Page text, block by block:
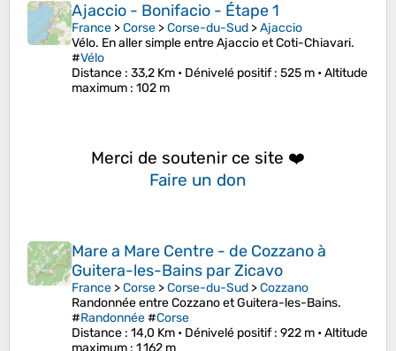
Ajaccio - Bonifacio - Étape 1
France >Corse >Corse-du-Sud >Ajaccio
Vélo. En aller simple entre Ajaccio et Coti-Chiavari.
#Vélo
Distance : 33,2 Km • Dénivelé positif: 525 m •Altitude
maximum : 102 m
Merci de soutenir ce site ❤️
Faire un don
Mare a Mare Centre - de Cozzano à
Guitera-les-Bains par Zicavo
France >Corse >Corse-du-Sud >Cozzano
Randonnée entre Cozzano et Guitera-les-Bains.
#Randonnée#Corse
Distance : 14,0 Km • Dénivelé positif: 922 m •Altitude
maximum : 1 162 m